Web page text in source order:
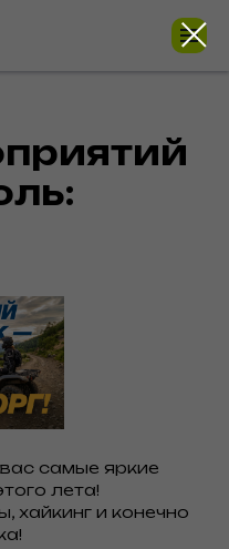
самые яркие
лета!
хайкинг и конечно